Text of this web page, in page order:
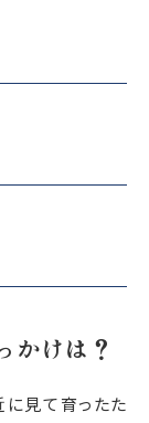
かけは？
見て育ったた